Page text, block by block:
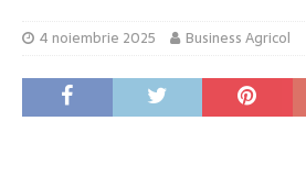
4 noiembrie 2025 Business Agricol